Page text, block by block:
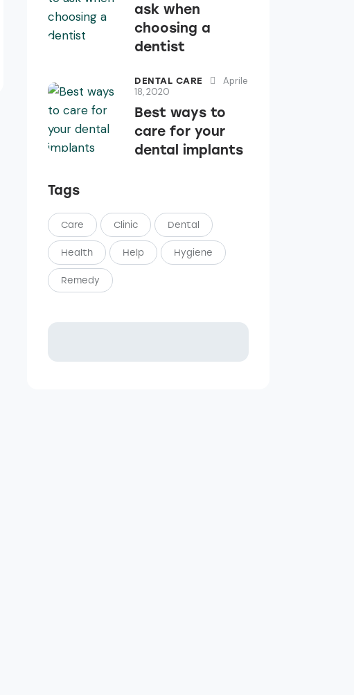
ask when
choosing a
dentist
DENTAL CARE
Aprile
18, 2020
Best ways to
care for your
dental implants
Tags
Care Clinic Dental
Health Help Hygiene
Remedy